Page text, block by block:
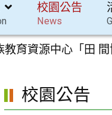
校園公告
News
教育資源中心「田
校園公告